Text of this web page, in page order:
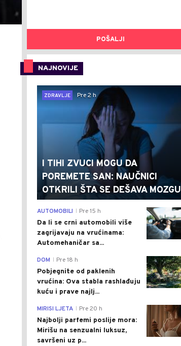
POŠALJI
NAJNOVIJE
ZDRAVLJE
Pre 2 h
I TIHI ZVUCI MOGU DA
POREMETE SAN: NAUČNICI
OTKRILI ŠTA SE DEŠAVA MOZGU
AUTOMOBILI Pre 15 h
Da li se crni automobili više
zagrijavaju na vrućinama:
Automehaničar sa...
DOM Pre 18 h
Pobjegnite od paklenih
vrućina: Ova stabla rashlađuju
kuću i prave najlj...
MIRISI LJETA Pre 20 h
Najbolji parfemi poslije mora:
Mirišu na senzualni luksuz,
savršeni uz p...